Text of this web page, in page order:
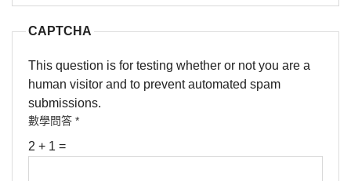
CAPTCHA
This question is for testing whether or not you are a
human visitor and to prevent automated spam
submissions.
數學問答 *
2 + 1 =